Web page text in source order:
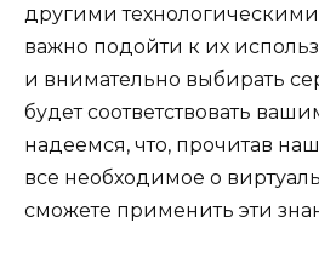
другими
важно подойти к их
и внимательно выбирать
будет соответствовать
надеемся, что, прочитав
все необходимое о
сможете применить эти